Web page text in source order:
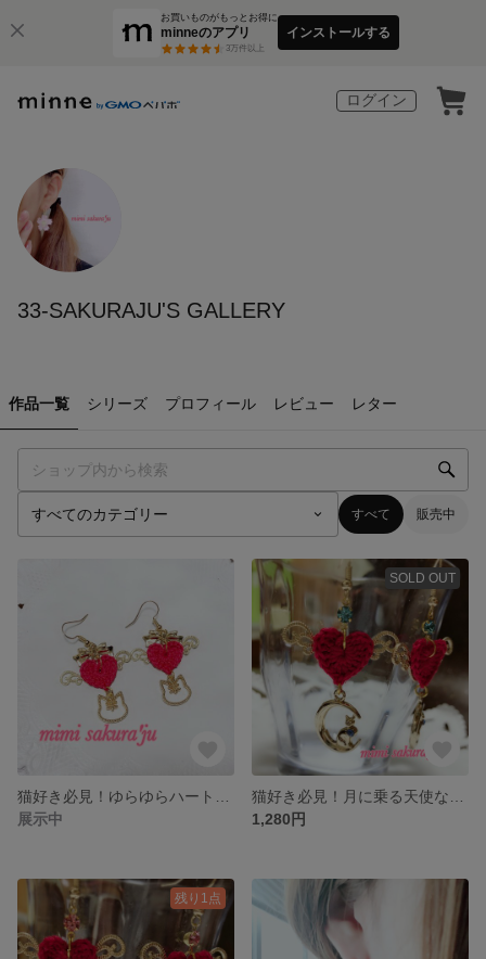
お買いものがもっとお得に
minneのアプリ
3万件以上
インストールする
ログイン
33-SAKURAJU'S GALLERY
作品一覧 シリーズ プロフィール レビュー レター
すべて 販売中
展示中
SOLD OUT
1,280円
残り1点